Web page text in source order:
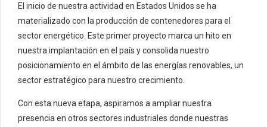
El inicio de nuestra actividad en Estados Unidos se ha
materializado con la producción de contenedores para el
sector energético. Este primer proyecto marca un hito en
nuestra implantación en el país y consolida nuestro
posicionamiento en el ámbito de las energías renovables, un
sector estratégico para nuestro crecimiento.
Con esta nueva etapa, aspiramos a ampliar nuestra
presencia en otros sectores industriales donde nuestras